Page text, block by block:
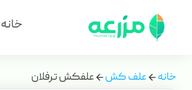
خانه
خانه علف کش علفکش ترفلان